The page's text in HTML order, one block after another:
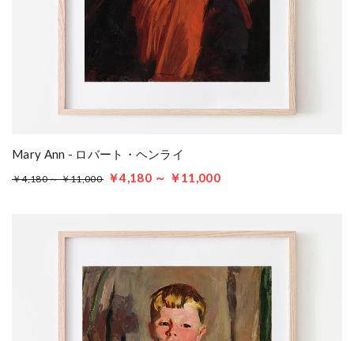
Mary Ann - ロバート・ヘンライ
￥4,180 ～ ￥11,000 ￥4,180 ～ ￥11,000